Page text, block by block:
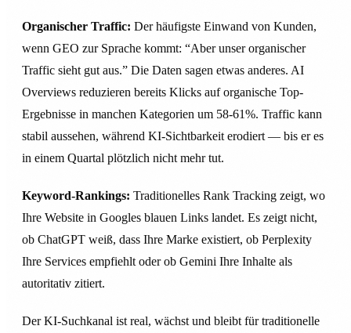
Organischer Traffic: Der häufigste Einwand von Kunden,
wenn GEO zur Sprache kommt: “Aber unser organischer
Traffic sieht gut aus.” Die Daten sagen etwas anderes. AI
Overviews reduzieren bereits Klicks auf organische Top-
Ergebnisse in manchen Kategorien um 58-61%. Traffic kann
stabil aussehen, während KI-Sichtbarkeit erodiert — bis er es
in einem Quartal plötzlich nicht mehr tut.
Keyword-Rankings: Traditionelles Rank Tracking zeigt, wo
Ihre Website in Googles blauen Links landet. Es zeigt nicht,
ob ChatGPT weiß, dass Ihre Marke existiert, ob Perplexity
Ihre Services empfiehlt oder ob Gemini Ihre Inhalte als
autoritativ zitiert.
Der KI-Suchkanal ist real, wächst und bleibt für traditionelle